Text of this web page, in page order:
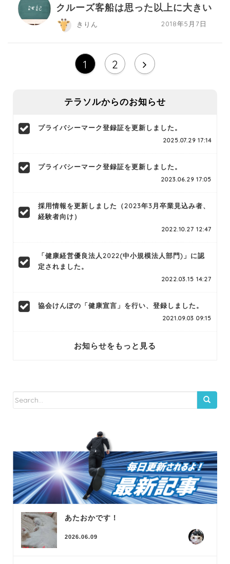
クルーズ客船は思った以上に大きい
2018年5月7日
きりん
1 2
テラソルからのお知らせ
プライバシーマーク登録証を更新しました。
2025.07.29 17:14
プライバシーマーク登録証を更新しました。
2023.06.29 17:05
採用情報を更新しました（2023年3月卒業見込み者、
経験者向け）
2022.10.27 12:47
「健康経営優良法人2022(中小規模法人部門)」に認
定されました。
2022.03.15 14:27
協会けんぽの「健康宣言」を行い、登録しました。
2021.09.03 09:15
お知らせをもっと見る
あたおかです！
2026.06.09